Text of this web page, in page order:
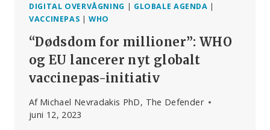
DIGITAL OVERVÅGNING | GLOBALE AGENDA |
VACCINEPAS |WHO
“Dødsdom for millioner”: WHO
og EU lancerer nyt globalt
vaccinepas-initiativ
Af Michael Nevradakis PhD, The Defender
juni 12, 2023